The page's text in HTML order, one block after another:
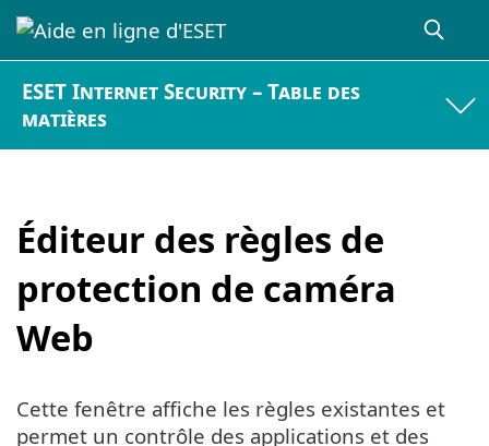
ESET Internet Security – Table des
matières
Éditeur des règles de
protection de caméra
Web
Cette fenêtre affiche les règles existantes et
permet un contrôle des applications et des